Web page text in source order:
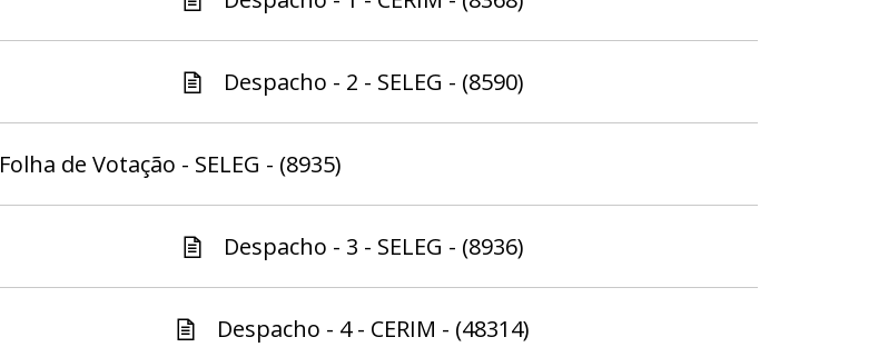
Despacho - 2 - SELEG - (8590)
Folha de Votação - SELEG - (8935)
Despacho - 3 - SELEG - (8936)
Despacho - 4 - CERIM - (48314)